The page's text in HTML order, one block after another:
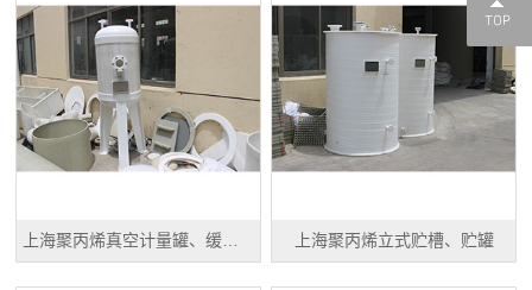
上海聚丙烯立式贮槽、贮罐